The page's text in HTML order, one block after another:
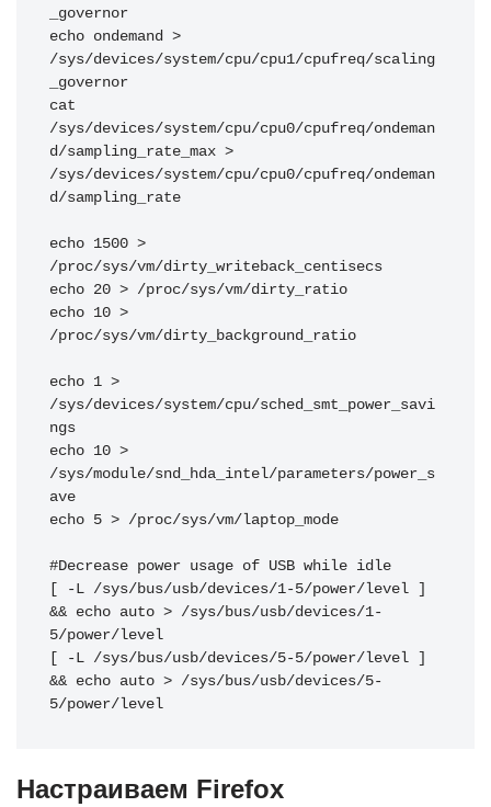
_governor
echo ondemand >
/sys/devices/system/cpu/cpu1/cpufreq/scaling
_governor
cat
/sys/devices/system/cpu/cpu0/cpufreq/ondeman
d/sampling_rate_max >
/sys/devices/system/cpu/cpu0/cpufreq/ondeman
d/sampling_rate
echo 1500 >
/proc/sys/vm/dirty_writeback_centisecs
echo 20 > /proc/sys/vm/dirty_ratio
echo 10 >
/proc/sys/vm/dirty_background_ratio
echo 1 >
/sys/devices/system/cpu/sched_smt_power_savi
ngs
echo 10 >
/sys/module/snd_hda_intel/parameters/power_s
ave
echo 5 > /proc/sys/vm/laptop_mode
#Decrease power usage of USB while idle
[ -L /sys/bus/usb/devices/1-5/power/level ]
&& echo auto > /sys/bus/usb/devices/1-
5/power/level
[ -L /sys/bus/usb/devices/5-5/power/level ]
&& echo auto > /sys/bus/usb/devices/5-
5/power/level
Настраиваем Firefox